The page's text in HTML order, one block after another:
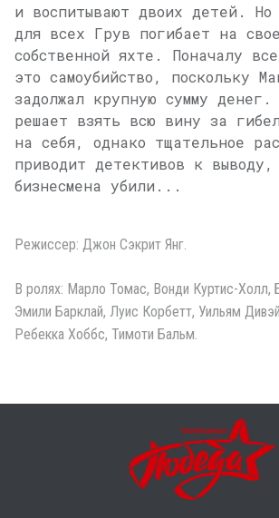
и воспитывают двоих детей. Но
для всех Грув погибает на
собственной яхте. Поначалу
это самоубийство, поскольку
задолжал крупную сумму денег.
решает взять всю вину за
на себя, однако тщательное
приводит детективов к выводу,
бизнесмена убили...
Режиссер: Джон Сэкрит Янг.
В ролях: Марло Томас, Вонди Куртис-Холл,
Эмили Барклай, Луис Корбетт, Уильям
Ребекка Хоббс, Тимоти Бальм.